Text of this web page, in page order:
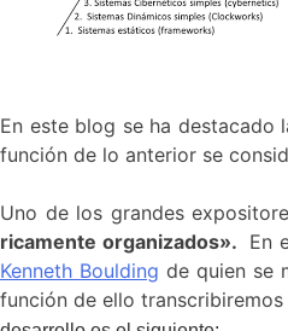
En este blog se ha destacado
función de lo anterior se
Uno de los grandes
ricamente organizados». En
Kenneth Boulding de quien se
función de ello